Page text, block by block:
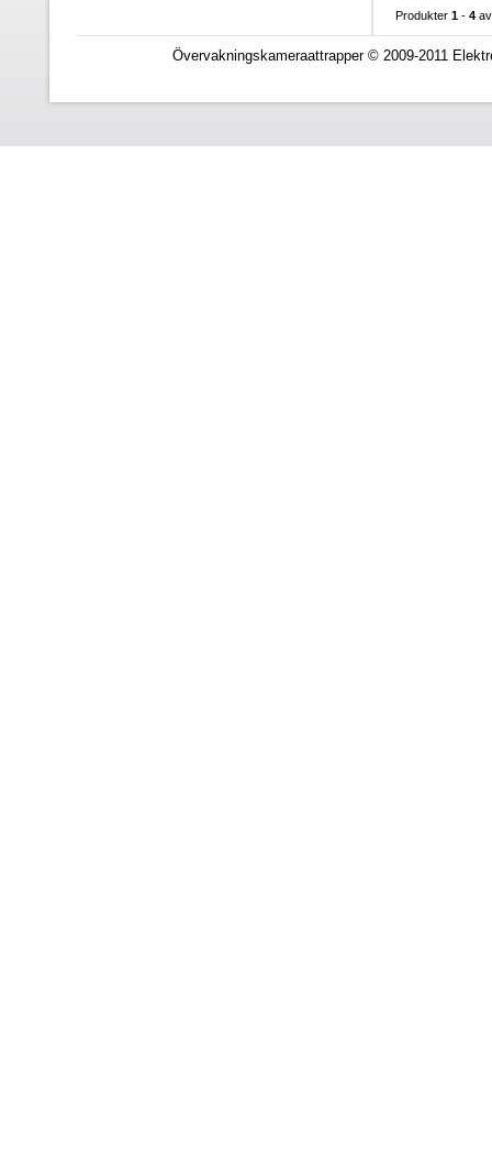
Produkter 1 - 4
Övervakningskameraattrapper © 2009-2011